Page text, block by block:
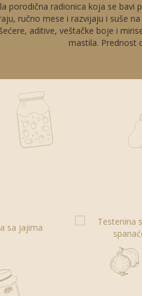
porodična radionica koja se
ručno mese i razvijaju i suše
aditive, veštačke boje i
mastila. Prednost